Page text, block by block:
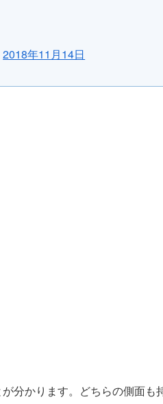
2018年11月14日
分かります。どちらの側面も